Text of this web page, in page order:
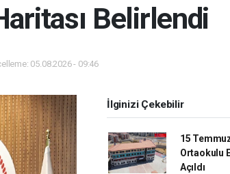
Belirlendi
05.08.2026 - 09:46
İlginizi Çekebilir
15
Ortaokulu
Açıldı